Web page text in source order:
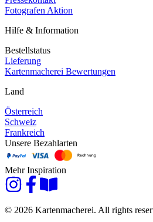
Fotografen Aktion
Hilfe & Information
Bestellstatus
Lieferung
Kartenmacherei Bewertungen
Land
Österreich
Schweiz
Frankreich
Unsere Bezahlarten
Mehr Inspiration
© 2026 Kartenmacherei. All rights